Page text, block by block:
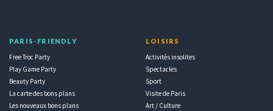
PARIS-FRIENDLY
Free Troc Party
Play Game Party
Beauty Party
La carte des bons plans
Les nouveaux bons plans
LOISIRS
Activités insolites
Spectacles
Sport
Visite de Paris
Art / Culture